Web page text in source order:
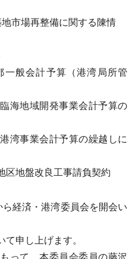
場再整備に関する陳情
般会計予算（港湾局所管
地域開発事業会計予算の
事業会計予算の繰越しに
地盤改良工事請負契約
経済・港湾委員会を開会い
申し上げます。
って、本委員会委員の藤沢